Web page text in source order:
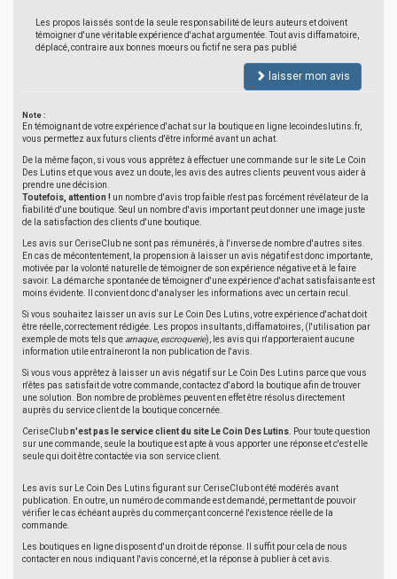
Les propos laissés sont de la seule responsabilité de leurs auteurs et doivent
témoigner d'une véritable expérience d'achat argumentée. Tout avis diffamatoire,
déplacé, contraire aux bonnes moeurs ou fictif ne sera pas publié
laisser mon avis
Note :
En témoignant de votre expérience d'achat sur la boutique en ligne lecoindeslutins.fr,
vous permettez aux futurs clients d'être informé avant un achat.
De la même façon, si vous vous apprêtez à effectuer une commande sur le site Le Coin
Des Lutins et que vous avez un doute, les avis des autres clients peuvent vous aider à
prendre une décision.
Toutefois, attention ! un nombre d'avis trop faible n'est pas forcément révélateur de la
fiabilité d'une boutique. Seul un nombre d'avis important peut donner une image juste
de la satisfaction des clients d'une boutique.
Les avis sur CeriseClub ne sont pas rémunérés, à l'inverse de nombre d'autres sites.
En cas de mécontentement, la propension à laisser un avis négatif est donc importante,
motivée par la volonté naturelle de témoigner de son expérience négative et à le faire
savoir. La démarche spontanée de témoigner d'une expérience d'achat satisfaisante est
moins évidente. Il convient donc d'analyser les informations avec un certain recul.
Si vous souhaitez laisser un avis sur Le Coin Des Lutins, votre expérience d'achat doit
être réelle, correctement rédigée. Les propos insultants, diffamatoires, (l'utilisation par
exemple de mots tels que arnaque, escroquerie), les avis qui n'apporteraient aucune
information utile entraîneront la non publication de l'avis.
Si vous vous apprêtez à laisser un avis négatif sur Le Coin Des Lutins parce que vous
n'êtes pas satisfait de votre commande, contactez d'abord la boutique afin de trouver
une solution. Bon nombre de problèmes peuvent en effet être résolus directement
auprès du service client de la boutique concernée.
CeriseClubn'est pas le service client du site Le Coin Des Lutins . Pour toute question
sur une commande, seule la boutique est apte à vous apporter une réponse et c'est elle
seule qui doit être contactée via son service client.
Les avis sur Le Coin Des Lutins figurant sur CeriseClub ont été modérés avant
publication. En outre, un numéro de commande est demandé, permettant de pouvoir
vérifier le cas échéant auprès du commerçant concerné l'existence réelle de la
commande.
Les boutiques en ligne disposent d'un droit de réponse. Il suffit pour cela de nous
contacter en nous indiquant l'avis concerné, et la réponse à publier à cet avis.